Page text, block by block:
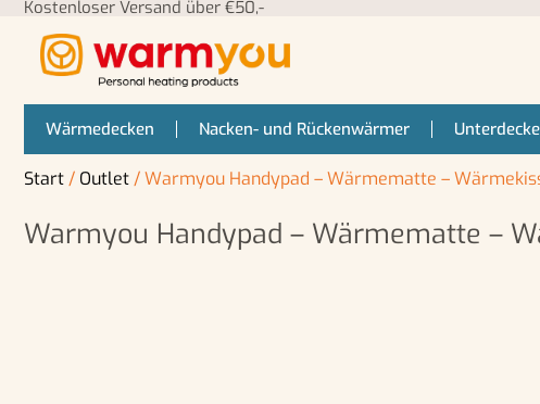
Kostenloser Versand über €50,-
Wärmedecken Nacken- und Rückenwärmer
Start / Outlet / Warmyou Handypad – Wärmematte –
Warmyou Handypad – Wärmematte –